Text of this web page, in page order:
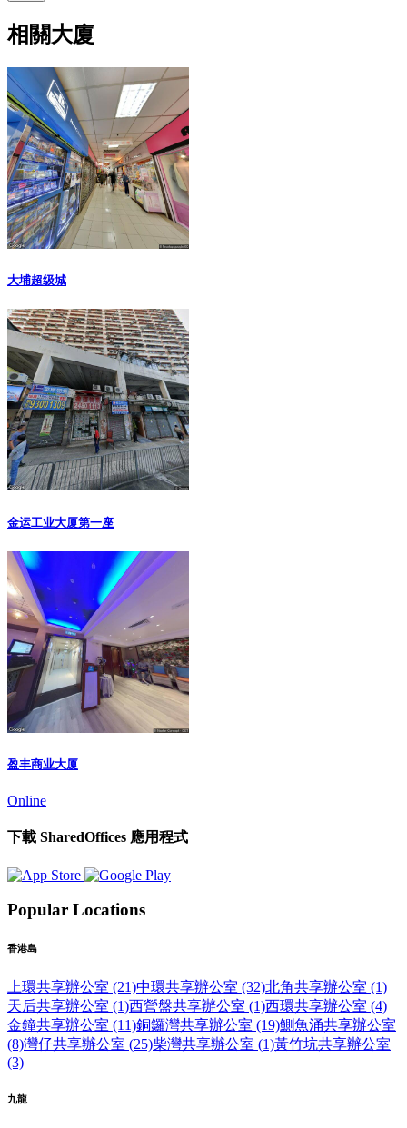
相關大廈
大埔超级城
金运工业大厦第一座
盈丰商业大厦
Online
下載 SharedOffices 應用程式
Popular Locations
香港島
上環共享辦公室 (21)中環共享辦公室 (32)北角共享辦公室 (1)
天后共享辦公室 (1)西營盤共享辦公室 (1)西環共享辦公室 (4)
金鐘共享辦公室 (11)銅鑼灣共享辦公室 (19)鰂魚涌共享辦公室
(8)灣仔共享辦公室 (25)柴灣共享辦公室 (1)黃竹坑共享辦公室
(3)
九龍